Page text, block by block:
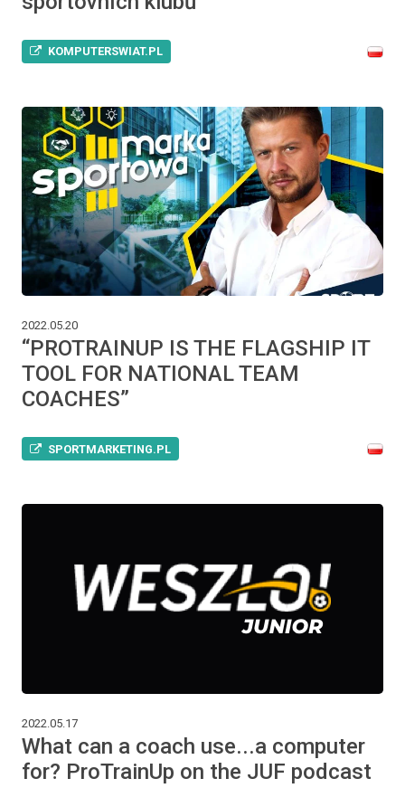
KOMPUTERSWIAT.PL
2022.05.20
“PROTRAINUP IS THE FLAGSHIP IT
TOOL FOR NATIONAL TEAM
COACHES”
SPORTMARKETING.PL
2022.05.17
What can a coach use...a computer
for? ProTrainUp on the JUF podcast